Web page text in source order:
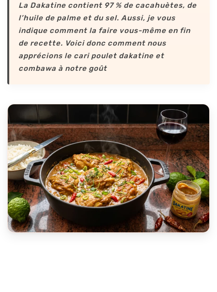
La Dakatine contient 97 % de cacahuètes, de
l’huile de palme et du sel. Aussi, je vous
indique comment la faire vous-même en fin
de recette. Voici donc comment nous
apprécions le cari poulet dakatine et
combawa à notre goût